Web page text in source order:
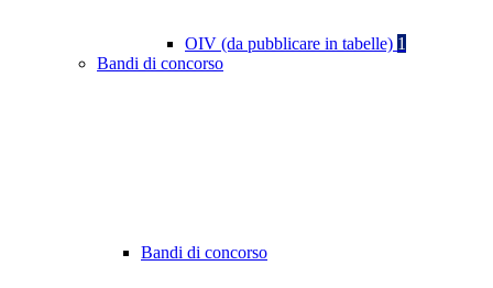
OIV (da pubblicare in tabelle) 1
Bandi di concorso
Bandi di concorso